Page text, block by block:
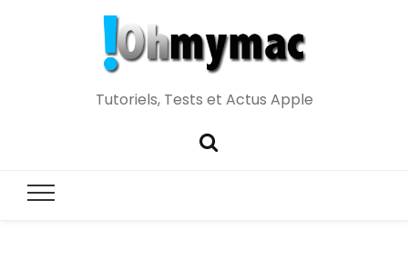
Tutoriels, Tests et Actus Apple